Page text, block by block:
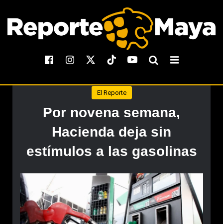
El Reporte
Por novena semana,
Hacienda deja sin
estímulos a las gasolinas